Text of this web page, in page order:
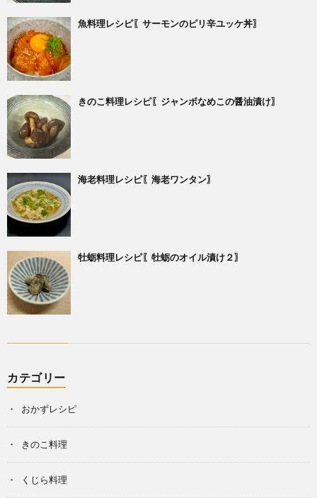
魚料理レシピ〖サーモンのピリ辛ユッケ丼〗
きのこ料理レシピ〖ジャンボなめこの醤油漬け〗
海老料理レシピ〖海老ワンタン〗
牡蛎料理レシピ〖牡蛎のオイル漬け２〗
カテゴリー
おかずレシピ
きのこ料理
くじら料理